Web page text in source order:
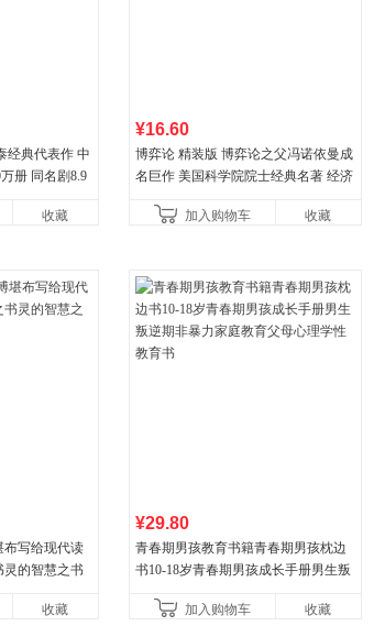
经典代表作 中
册 同名剧8.9
收藏
¥16.60
博弈论 精装版 博弈论之父冯诺依曼成
名巨作 美国科学院院士经典名著 经济
加入购物车
收藏
布写给现代读
灵的智慧之书
收藏
¥29.80
青春期男孩教育书籍青春期男孩枕边
书10-18岁青春期男孩成长手册男生叛
育书
加入购物车 收藏